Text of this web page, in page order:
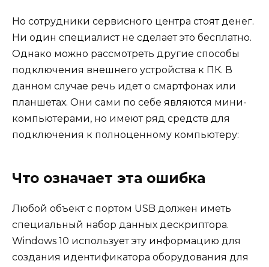
Но сотрудники сервисного центра стоят денег.
Ни один специалист не сделает это бесплатно.
Однако можно рассмотреть другие способы
подключения внешнего устройства к ПК. В
данном случае речь идет о смартфонах или
планшетах. Они сами по себе являются мини-
компьютерами, но имеют ряд средств для
подключения к полноценному компьютеру:
Что означает эта ошибка
Любой объект с портом USB должен иметь
специальный набор данных дескриптора.
Windows 10 использует эту информацию для
создания идентификатора оборудования для